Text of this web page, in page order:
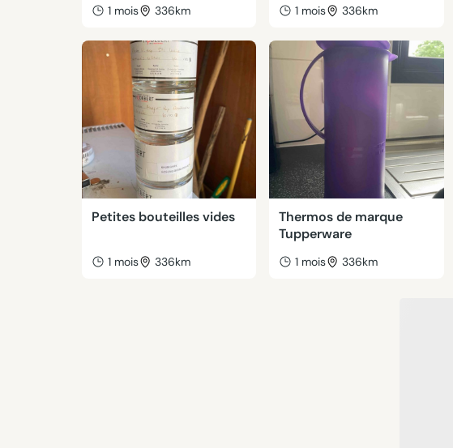
1 mois 336km 1 mois 336km
Petites bouteilles vides
1 mois 336km
Thermos de marque
Tupperware
1 mois 336km